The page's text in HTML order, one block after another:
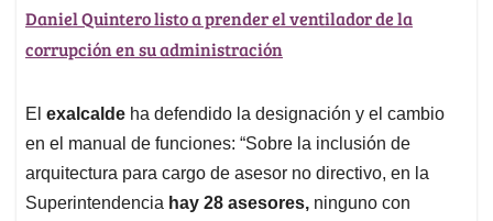
Daniel Quintero listo a prender el ventilador de la
corrupción en su administración
El exalcalde ha defendido la designación y el cambio
en el manual de funciones: “Sobre la inclusión de
arquitectura para cargo de asesor no directivo, en la
Superintendencia hay 28 asesores, ninguno con